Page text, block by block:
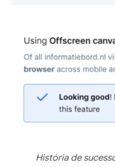
História de